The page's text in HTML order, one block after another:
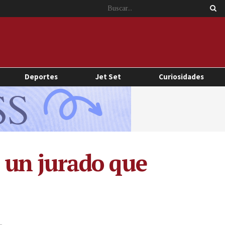
Deportes Jet Set Curiosidades
un jurado que